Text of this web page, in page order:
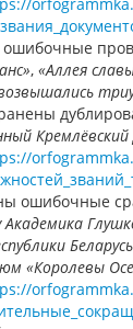
, «Аллея
Кремлёвский
ошибочные
Академика
«Королевы